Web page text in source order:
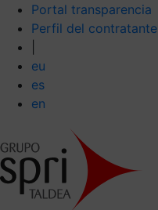
Portal transparencia
Perfil del contratante
eu
es
en